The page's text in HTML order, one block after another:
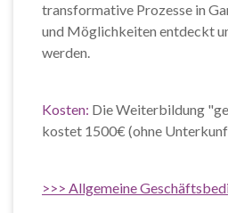
transformative Prozesse in
und Möglichkeiten entdeckt
werden.
Kosten: Die Weiterbildung
kostet 1500€ (ohne
>>> Allgemeine